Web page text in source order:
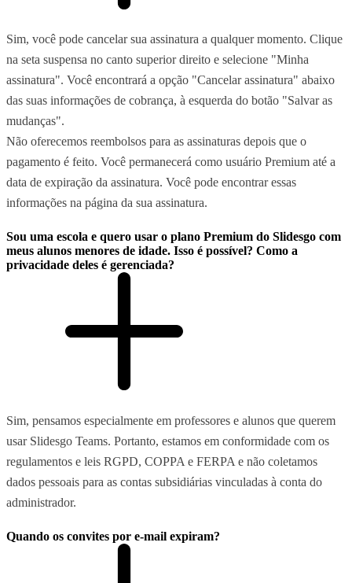
Sim, você pode cancelar sua assinatura a qualquer momento. Clique
na seta suspensa no canto superior direito e selecione "Minha
assinatura". Você encontrará a opção "Cancelar assinatura" abaixo
das suas informações de cobrança, à esquerda do botão "Salvar as
mudanças".
Não oferecemos reembolsos para as assinaturas depois que o
pagamento é feito. Você permanecerá como usuário Premium até a
data de expiração da assinatura. Você pode encontrar essas
informações na página da sua assinatura.
Sou uma escola e quero usar o plano Premium do Slidesgo com
meus alunos menores de idade. Isso é possível? Como a
privacidade deles é gerenciada?
Sim, pensamos especialmente em professores e alunos que querem
usar Slidesgo Teams. Portanto, estamos em conformidade com os
regulamentos e leis RGPD, COPPA e FERPA e não coletamos
dados pessoais para as contas subsidiárias vinculadas à conta do
administrador.
Quando os convites por e-mail expiram?